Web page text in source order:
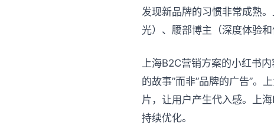
发现新品牌的习惯非常成熟
光）、腰部博主（深度体验
上海B2C营销方案的小红书
的故事”而非”品牌的广告”。
片，让用户产生代入感。上
持续优化。